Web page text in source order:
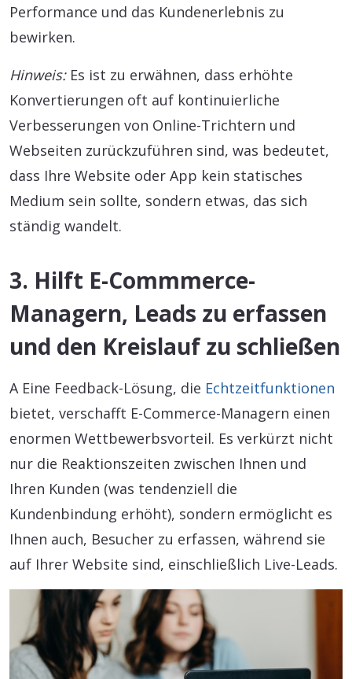
Performance und das Kundenerlebnis zu
bewirken.
Hinweis:Es ist zu erwähnen, dass erhöhte
Konvertierungen oft auf kontinuierliche
Verbesserungen von Online-Trichtern und
Webseiten zurückzuführen sind, was bedeutet,
dass Ihre Website oder App kein statisches
Medium sein sollte, sondern etwas, das sich
ständig wandelt.
3. Hilft E-Commmerce-
Managern, Leads zu erfassen
und den Kreislauf zu schließen
A Eine Feedback-Lösung, die Echtzeitfunktionen
bietet, verschafft E-Commerce-Managern einen
enormen Wettbewerbsvorteil. Es verkürzt nicht
nur die Reaktionszeiten zwischen Ihnen und
Ihren Kunden (was tendenziell die
Kundenbindung erhöht), sondern ermöglicht es
Ihnen auch, Besucher zu erfassen, während sie
auf Ihrer Website sind, einschließlich Live-Leads.